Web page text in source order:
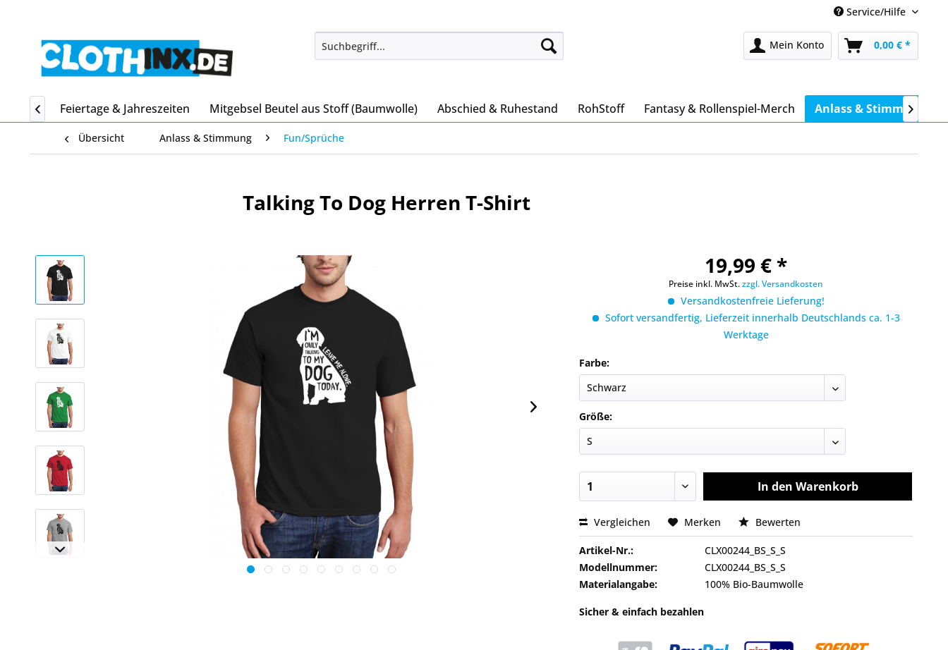
Service/Hilfe
Mein Konto 0,00 € *
Home Feiertage & Jahreszeiten Mitgebsel Beutel aus Stoff (Baumwolle) Abschied & Ruhestand RohStoff Fantasy & Rollenspiel-Merch Anlass & Stimmung
 
Übersicht Anlass & Stimmung Fun/Sprüche
Talking To Dog Herren T-Shirt
19,99 € *
Preise inkl. MwSt.zzgl. Versandkosten
Versandkostenfreie Lieferung!
Sofort versandfertig, Lieferzeit innerhalb Deutschlands ca. 1-3
Werktage
Farbe:
Größe:
In den Warenkorb
Vergleichen Merken Bewerten
Artikel-Nr.:
CLX00244_BS_S_S
Modellnummer:
CLX00244_BS_S_S
Materialangabe:
100% Bio-Baumwolle
Sicher & einfach bezahlen